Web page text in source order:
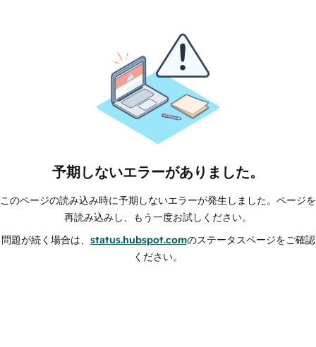
予期しないエラーがありました。
このページの読み込み時に予期しないエラーが発生しました。ページを
再読み込みし、もう一度お試しください。
問題が続く場合は、 status.hubspot.comのステータスページをご確認
ください。